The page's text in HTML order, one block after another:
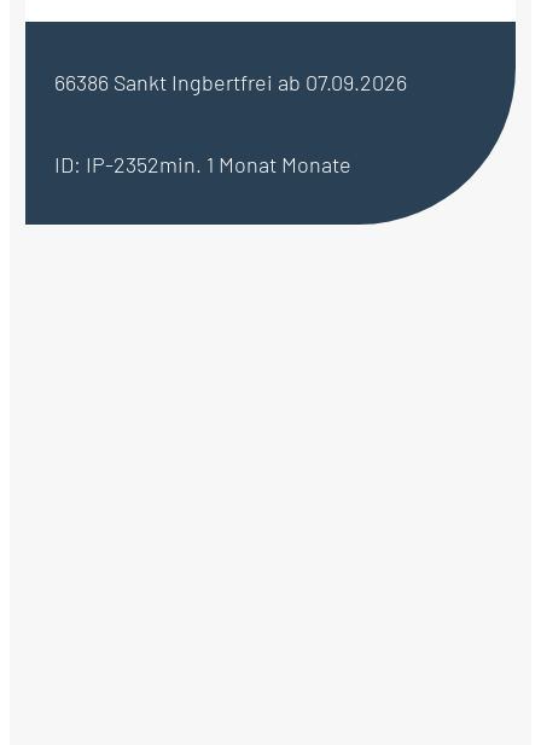
66386 Sankt Ingbertfrei ab 07.09.2026
ID: IP-2352min. 1 Monat Monate